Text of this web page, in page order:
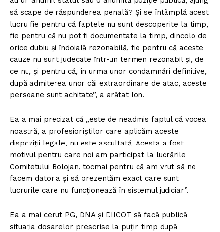
Un proiect
FREEDOM HOUSE ROMÂNIA
PRESShub
să scape de răspunderea penală? Și se întâmplă acest
lucru fie pentru că faptele nu sunt descoperite la timp,
fie pentru că nu pot fi documentate la timp, dincolo de
orice dubiu și îndoială rezonabilă, fie pentru că aceste
cauze nu sunt judecate într-un termen rezonabil și, de
ce nu, și pentru că, în urma unor condamnări definitive,
după admiterea unor căi extraordinare de atac, aceste
persoane sunt achitate”, a arătat Ion.
Ea a mai precizat că „este de neadmis faptul că vocea
noastră, a profesioniștilor care aplicăm aceste
dispoziții legale, nu este ascultată. Acesta a fost
motivul pentru care noi am participat la lucrările
Comitetului Bolojan, tocmai pentru că am vrut să ne
facem datoria și să prezentăm exact care sunt
lucrurile care nu funcționează în sistemul judiciar”.
Ea a mai cerut PG, DNA și DIICOT să facă publică
situația dosarelor prescrise la puțin timp după